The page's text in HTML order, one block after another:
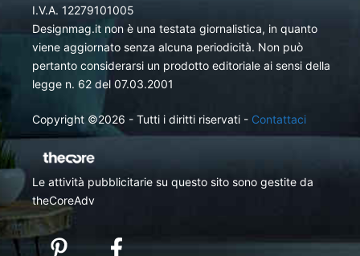
I.V.A. 12279101005
Designmag.it non è una testata giornalistica, in quanto
viene aggiornato senza alcuna periodicità. Non può
pertanto considerarsi un prodotto editoriale ai sensi della
legge n. 62 del 07.03.2001
Copyright ©2026 - Tutti i diritti riservati - Contattaci
Le attività pubblicitarie su questo sito sono gestite da
theCoreAdv